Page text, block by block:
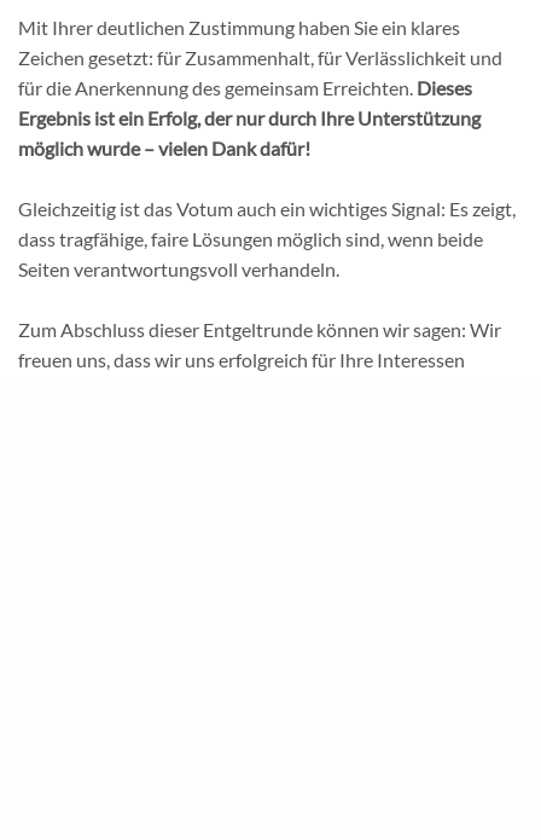
Mit Ihrer deutlichen Zustimmung haben Sie ein klares
Zeichen gesetzt: für Zusammenhalt, für Verlässlichkeit und
für die Anerkennung des gemeinsam Erreichten. Dieses
Ergebnis ist ein Erfolg, der nur durch Ihre Unterstützung
möglich wurde – vielen Dank dafür!
Gleichzeitig ist das Votum auch ein wichtiges Signal: Es zeigt,
dass tragfähige, faire Lösungen möglich sind, wenn beide
Seiten verantwortungsvoll verhandeln.
Zum Abschluss dieser Entgeltrunde können wir sagen: Wir
freuen uns, dass wir uns erfolgreich für Ihre Interessen